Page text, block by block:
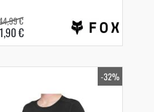
€
€
-32%